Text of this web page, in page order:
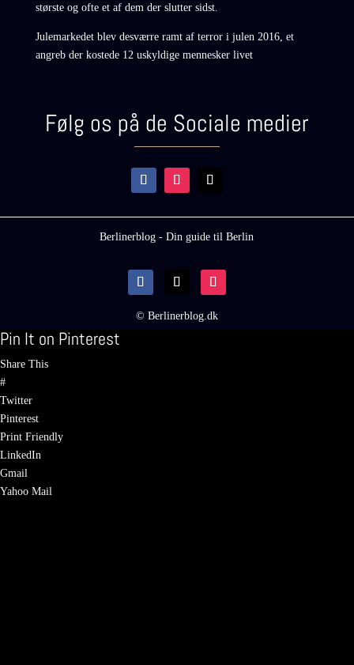
største og ofte et af dem der slutter sidst.
Julemarkedet blev desværre ramt af terror i julen 2016, et
angreb der kostede 12 uskyldige mennesker livet
Følg os på de Sociale medier
Berlinerblog - Din guide til Berlin
© Berlinerblog.dk
Pin It on Pinterest
Share This
#
Twitter
Pinterest
Print Friendly
LinkedIn
Gmail
Yahoo Mail